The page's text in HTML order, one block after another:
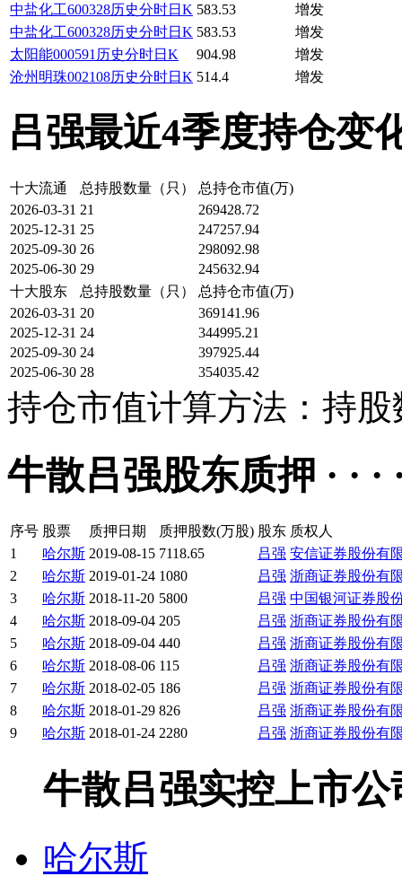
中盐化工600328历史分时日K 583.53
增发
中盐化工600328历史分时日K 583.53
增发
太阳能000591 历史分时日K 904.98
增发
沧州明珠002108历史分时日K 514.4 增发
吕强最近4季度持仓变化
十大流通 总持股数量（只）
总持仓市值(万)
2026-03-31 21
269428.72
2025-12-31 25
247257.94
2025-09-30 26
298092.98
2025-06-30 29
245632.94
十大股东
总持股数量（只）
总持仓市值(万)
2026-03-31 20
369141.96
2025-12-31 24
344995.21
2025-09-30 24
397925.44
2025-06-30 28 354035.42
持仓市值计算方法：持
牛散吕强股东质押 · · ·
序号 股票 质押日期 质押股数(万股) 股东 质权人
1
哈尔斯 2019-08-15 7118.65 吕强 安信证券股份有
2
哈尔斯 2019-01-24 1080 吕强 浙商证券股份有
3
哈尔斯 2018-11-20 5800 吕强 中国银河证券股
4
哈尔斯 2018-09-04 205 吕强 浙商证券股份有
5
哈尔斯 2018-09-04 440 吕强 浙商证券股份有
6
哈尔斯 2018-08-06 115 吕强 浙商证券股份有
7
哈尔斯 2018-02-05 186 吕强 浙商证券股份有
8
哈尔斯 2018-01-29 826 吕强 浙商证券股份有
9
哈尔斯 2018-01-24 2280 吕强 浙商证券股份有
牛散吕强实控上市公司
哈尔斯